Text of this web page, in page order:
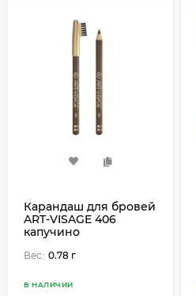
Карандаш для бровей
ART-VISAGE 406
капучино
Вес: 0.78 г
В НАЛИЧИИ